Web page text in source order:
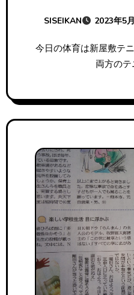
SISEIKAN 2023年5
今日の体育は新屋敷テニスコートで硬式と軟式の
両方の